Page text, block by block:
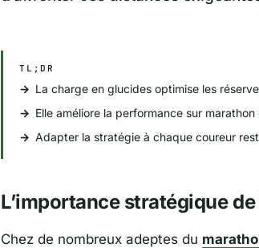
TL;DR
La charge en glucides optimise les
Elle améliore la performance sur
Adapter la stratégie à chaque coureur
L’importance stratégique
Chez de nombreux adeptes du